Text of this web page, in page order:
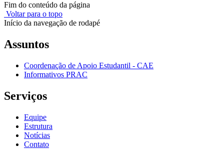
Fim do conteúdo da página
Voltar para o topo
Início da navegação de rodapé
Assuntos
Coordenação de Apoio Estudantil - CAE
Informativos PRAC
Serviços
Equipe
Estrutura
Notícias
Contato